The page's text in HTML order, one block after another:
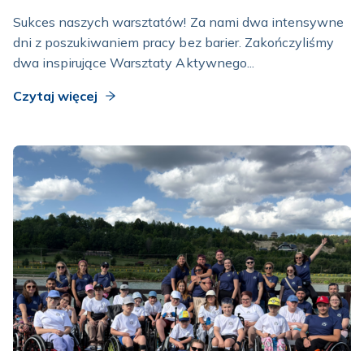
Sukces naszych warsztatów! Za nami dwa intensywne
dni z poszukiwaniem pracy bez barier. Zakończyliśmy
dwa inspirujące Warsztaty Aktywnego...
Czytaj więcej